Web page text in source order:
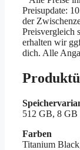
Preisupdate:
der
Preisvergleich
erhalten wir
dich. Alle
512 GB, 8 GB
Farben
Titanium